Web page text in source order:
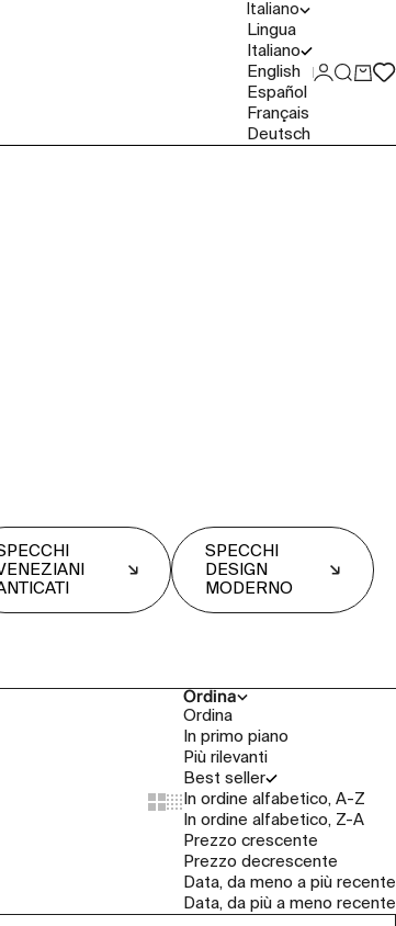
Italiano
Lingua
Italiano
English
Español
Français
Deutsch
Accedi
Cerca
SPECCHI
DESIGN
MODERNO
Show cards bigger
Show cards smaller
Ordina
Ordina
In primo piano
Più rilevanti
Best seller
In ordine alfabetico, A-Z
In ordine alfabetico, Z-A
Prezzo crescente
Prezzo decrescente
Data, da meno a più recente
Data, da più a meno recente